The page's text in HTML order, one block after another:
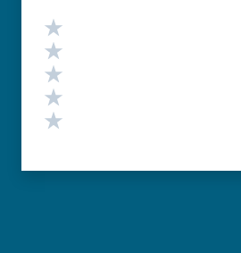
Valutazione